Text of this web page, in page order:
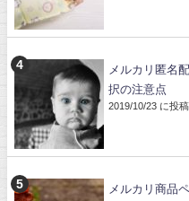
メルカリ匿名
択の注意点
2019/10/23 に投
メルカリ商品